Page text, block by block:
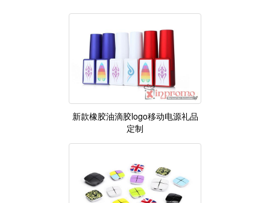
新款橡胶油滴胶logo移动电源礼品
定制